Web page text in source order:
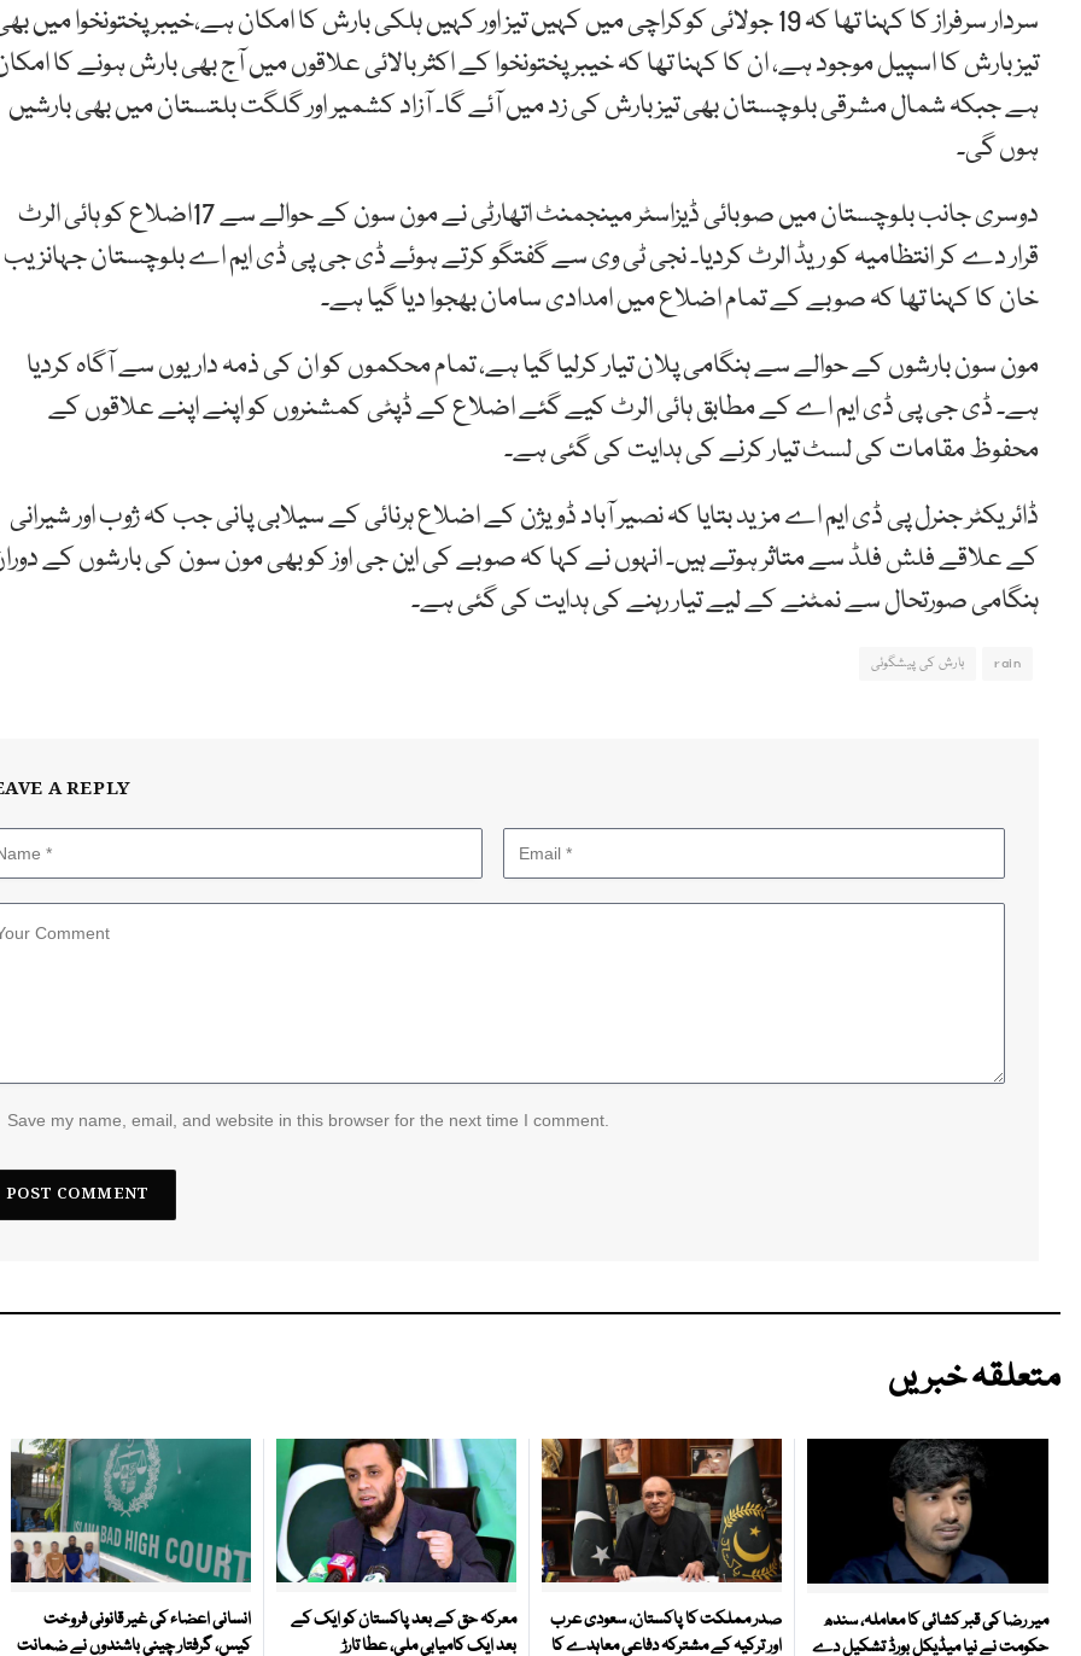
سردار سرفراز کا کہنا تھا کہ 19 جولائی کوکراچی میں کہیں تیز اور کہیں ہلکی بارش کا امکان ہے،خیبرپختونخوا میں
تیز بارش کا اسپیل موجود ہے، ان کا کہنا تھا کہ خیبرپختونخوا کے اکثر بالائی علاقوں میں آج بھی بارش ہونے کا
ہے جبکہ شمال مشرقی بلوچستان بھی تیز بارش کی زد میں آئے گا۔ آزاد کشمیر اور گلگت بلتستان میں بھی بارشیں
ہوں گی۔
دوسری جانب بلوچستان میں صوبائی ڈیزاسٹر مینجمنٹ اتھارٹی نے مون سون کے حوالے سے 17اضلاع کو ہائی الرٹ
قرار دے کر انتظامیہ کو ریڈ الرٹ کردیا۔ نجی ٹی وی سے گفتگو کرتے ہوئے ڈی جی پی ڈی ایم اے بلوچستان جہانزیب
خان کا کہنا تھا کہ صوبے کے تمام اضلاع میں امدادی سامان بھجوا دیا گیا ہے۔
مون سون بارشوں کے حوالے سے ہنگامی پلان تیار کرلیا گیا ہے، تمام محکموں کو ان کی ذمہ داریوں سے آگاہ کردیا
ہے۔ ڈی جی پی ڈی ایم اے کے مطابق ہائی الرٹ کیے گئے اضلاع کے ڈپٹی کمشنروں کو اپنے اپنے علاقوں کے
محفوظ مقامات کی لسٹ تیار کرنے کی ہدایت کی گئی ہے۔
ڈائریکٹر جنرل پی ڈی ایم اے مزید بتایا کہ نصیر آباد ڈویژن کے اضلاع ہرنائی کے سیلابی پانی جب کہ ژوب اور شیرانی
کے علاقے فلش فلڈ سے متاثر ہوتے ہیں۔ انہوں نے کہا کہ صوبے کی این جی اوز کو بھی مون سون کی بارشوں کے
ہنگامی صورتحال سے نمٹنے کے لیے تیار رہنے کی ہدایت کی گئی ہے۔
rain بارش کی پیشگوئی
A REPLY
Save my name, email, and website in this browser for the next time I comment.
متعلقہ خبریں
میر رضا کی قبر کشائی کا معاملہ، سندھ
حکومت نے نیا میڈیکل بورڈ تشکیل دے
صدر مملکت کا پاکستان، سعودی عرب
اور ترکیہ کے مشترکہ دفاعی معاہدے کا
معرکہ حق کے بعد پاکستان کو ایک کے
بعد ایک کامیابی ملی، عطا تارڑ
انسانی اعضاء کی غیر قانونی فروخت
کیس، گرفتار چینی باشندوں نے ضمانت